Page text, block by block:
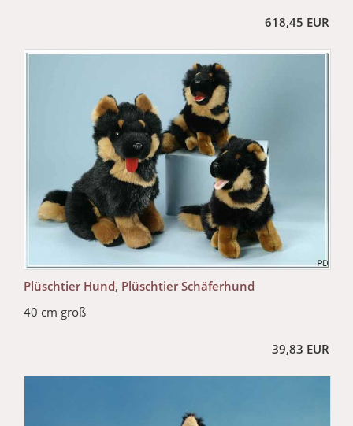
618,45 EUR
Plüschtier Hund, Plüschtier Schäferhund
40 cm groß
39,83 EUR